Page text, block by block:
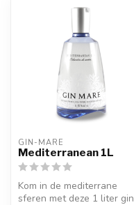
GIN-MARE
Mediterranean 1L
Kom in de mediterrane
sferen met deze 1 liter gin